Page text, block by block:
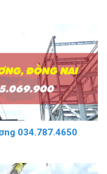
034.787.4650